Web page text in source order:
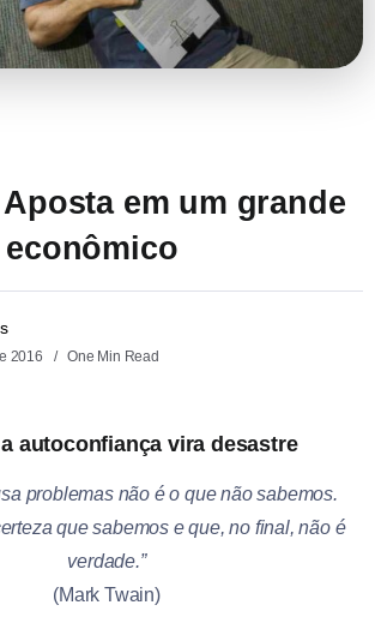
em um grande
2016 One Min Read
autoconfiança vira desastre
problemas não é o que não sabemos.
que sabemos e que, no final, não é
verdade.”
(Mark Twain)